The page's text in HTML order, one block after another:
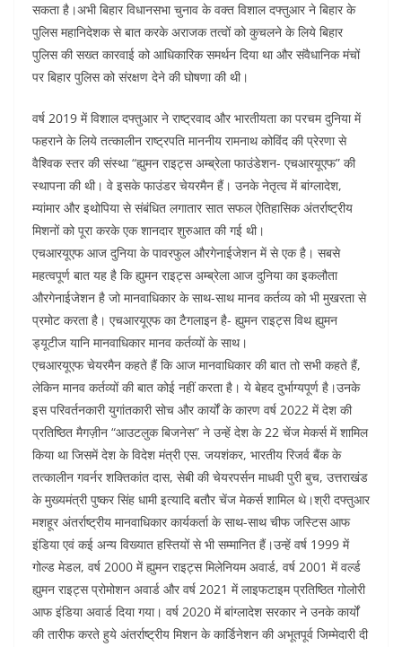
सकता है।अभी बिहार विधानसभा चुनाव के वक्त विशाल दफ्तुआर ने बिहार के
पुलिस महानिदेशक से बात करके अराजक तत्वों को कुचलने के लिये बिहार
पुलिस की सख्त कारवाई को आधिकारिक समर्थन दिया था और संवैधानिक मंचों
पर बिहार पुलिस को संरक्षण देने की घोषणा की थी।
वर्ष 2019 में विशाल दफ्तुआर ने राष्ट्रवाद और भारतीयता का परचम दुनिया में
फहराने के लिये तत्कालीन राष्ट्रपति माननीय रामनाथ कोविंद की प्रेरणा से
वैश्विक स्तर की संस्था “ह्युमन राइट्स अम्ब्रेला फाउंडेशन- एचआरयूएफ” की
स्थापना की थी। वे इसके फाउंडर चेयरमैन हैं। उनके नेतृत्व में बांग्लादेश,
म्यांमार और इथोपिया से संबंधित लगातार सात सफल ऐतिहासिक अंतर्राष्ट्रीय
मिशनों को पूरा करके एक शानदार शुरुआत की गई थी।
एचआरयूएफ आज दुनिया के पावरफुल औरगेनाईजेशन में से एक है। सबसे
महत्वपूर्ण बात यह है कि ह्युमन राइट्स अम्ब्रेला आज दुनिया का इकलौता
औरगेनाईजेशन है जो मानवाधिकार के साथ-साथ मानव कर्तव्य को भी मुखरता से
प्रमोट करता है। एचआरयूएफ का टैगलाइन है- ह्युमन राइट्स विथ ह्युमन
ड्यूटीज यानि मानवाधिकार मानव कर्तव्यों के साथ।
एचआरयूएफ चेयरमैन कहते हैं कि आज मानवाधिकार की बात तो सभी कहते हैं,
लेकिन मानव कर्तव्यों की बात कोई नहीं करता है। ये बेहद दुर्भाग्यपूर्ण है।उनके
इस परिवर्तनकारी युगांतकारी सोच और कार्यों के कारण वर्ष 2022 में देश की
प्रतिष्ठित मैगज़ीन “आउटलुक बिजनेस” ने उन्हें देश के 22 चेंज मेकर्स में शामिल
किया था जिसमें देश के विदेश मंत्री एस. जयशंकर, भारतीय रिजर्व बैंक के
तत्कालीन गवर्नर शक्तिकांत दास, सेबी की चेयरपर्सन माधवी पुरी बुच, उत्तराखंड
के मुख्यमंत्री पुष्कर सिंह धामी इत्यादि बतौर चेंज मेकर्स शामिल थे।श्री दफ्तुआर
मशहूर अंतर्राष्ट्रीय मानवाधिकार कार्यकर्ता के साथ-साथ चीफ जस्टिस आफ
इंडिया एवं कई अन्य विख्यात हस्तियों से भी सम्मानित हैं।उन्हें वर्ष 1999 में
गोल्ड मेडल, वर्ष 2000 में ह्युमन राइट्स मिलेनियम अवार्ड, वर्ष 2001 में वर्ल्ड
ह्युमन राइट्स प्रोमोशन अवार्ड और वर्ष 2021 में लाइफटाइम प्रतिष्ठित गोलोरी
आफ इंडिया अवार्ड दिया गया। वर्ष 2020 में बांग्लादेश सरकार ने उनके कार्यों
की तारीफ करते हुये अंतर्राष्ट्रीय मिशन के कार्डिनेशन की अभूतपूर्व जिम्मेदारी दी